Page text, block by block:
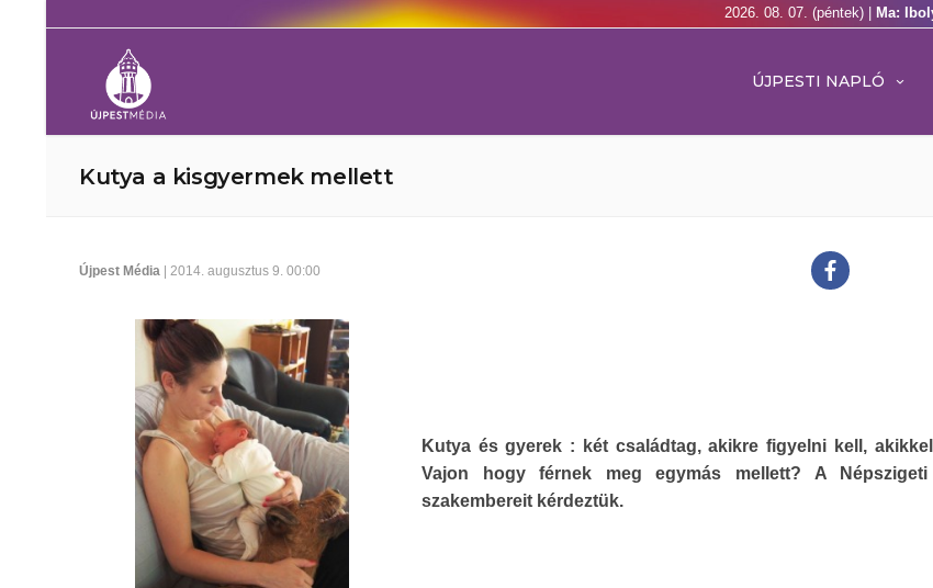
2026. 08. 07. (péntek) | Ma:
ÚJPESTI NAPLÓ
Kutya a kisgyermek mellett
Újpest Média | 2014. augusztus 9. 00:00
Kutya és gyerek : két családtag, akikre figyelni kell,
Vajon hogy férnek meg egymás mellett? A Népszigeti
szakembereit kérdeztük.